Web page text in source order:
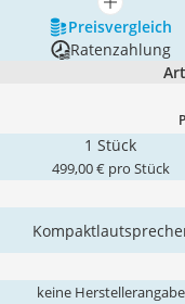
mehr
Preis­vergleich
Ratenzahlung
1 Stück
499,00 € pro Stück
keine Herstellerangabe